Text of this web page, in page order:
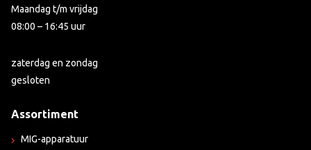
Maandag t/m vrijdag
08:00 – 16:45 uur
zaterdag en zondag
gesloten
Assortiment
MIG-apparatuur